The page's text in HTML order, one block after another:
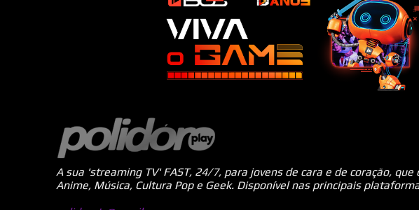
A sua 'streaming TV' FAST, 24/7, para jovens de cara e de coração,
Anime, Música, Cultura Pop e Geek. Disponível nas principais